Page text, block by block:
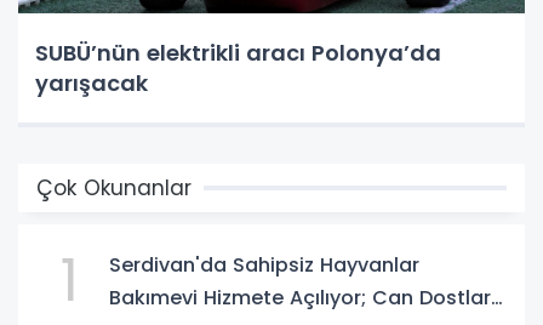
SUBÜ’nün elektrikli aracı Polonya’da
yarışacak
Çok Okunanlar
1
Serdivan'da Sahipsiz Hayvanlar
Bakımevi Hizmete Açılıyor; Can Dostlara